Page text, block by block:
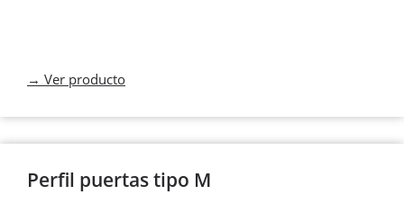
→ Ver producto
Perfil puertas tipo M